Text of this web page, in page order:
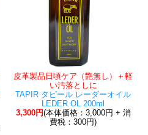
皮革製品日頃ケア（艶無し）＋軽
い汚落としに
TAPIR タピール レーダーオイル
LEDER OL 200ml
3,300円(本体価格：3,000円 + 消
費税：300円)